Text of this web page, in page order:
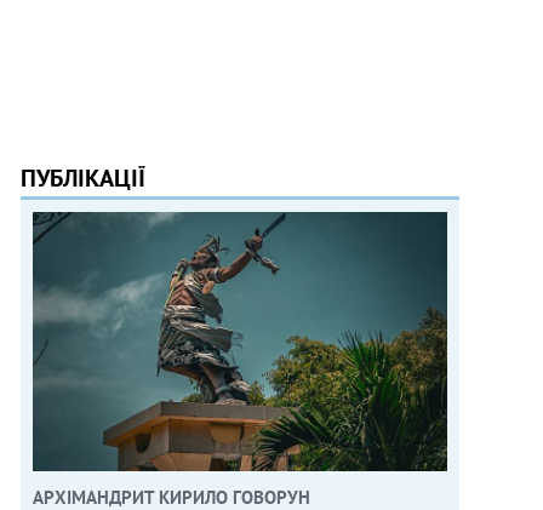
ПУБЛІКАЦІЇ
АРХІМАНДРИТ КИРИЛО ГОВОРУН